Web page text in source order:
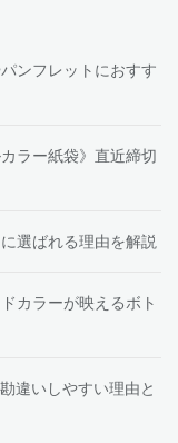
ンフレットにおすす
ラー紙袋》直近締切
選ばれる理由を解説
カラーが映えるボト
違いしやすい理由と